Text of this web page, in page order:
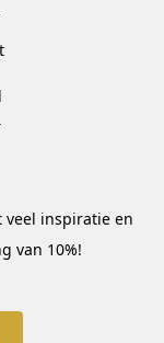
veel inspiratie en
van 10%!